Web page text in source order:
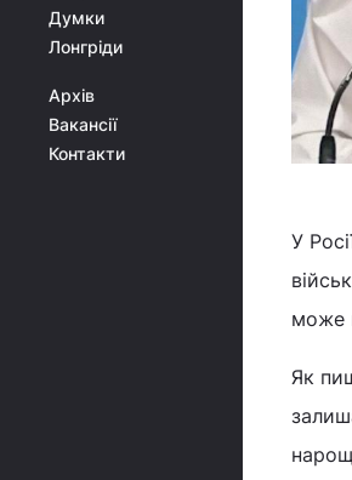
Думки
Лонгріди
Архів
Вакансії
Контакти
У
може
Як